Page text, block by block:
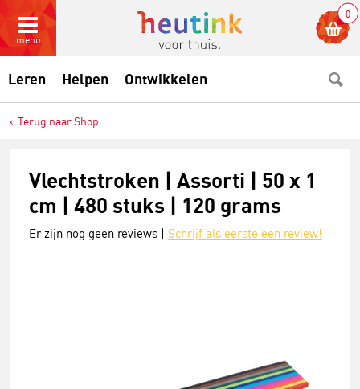
menu
0
Leren Helpen Ontwikkelen
Terug naar Shop
Vlechtstroken | Assorti | 50 x 1
cm | 480 stuks | 120 grams
Er zijn nog geen reviews | Schrijf als eerste een review!